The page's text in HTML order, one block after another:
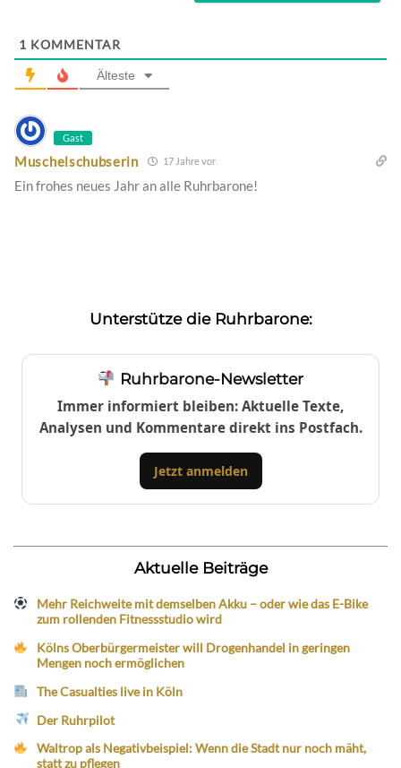
1 KOMMENTAR
Älteste
Gast
Muschelschubserin 17 Jahre vor
Ein frohes neues Jahr an alle Ruhrbarone!
Unterstütze die Ruhrbarone:
Ruhrbarone-Newsletter
Immer informiert bleiben: Aktuelle Texte,
Analysen und Kommentare direkt ins Postfach.
Jetzt anmelden
Aktuelle Beiträge
Mehr Reichweite mit demselben Akku – oder wie das E-Bike
zum rollenden Fitnessstudio wird
Kölns Oberbürgermeister will Drogenhandel in geringen
Mengen noch ermöglichen
The Casualties live in Köln
Der Ruhrpilot
Waltrop als Negativbeispiel: Wenn die Stadt nur noch mäht,
statt zu pflegen